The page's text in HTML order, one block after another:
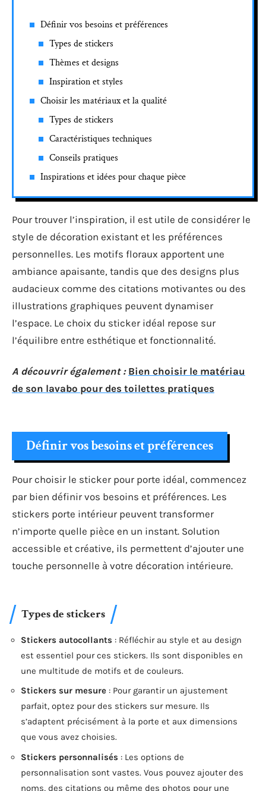
Définir vos besoins et préférences
Types de stickers
Thèmes et designs
Inspiration et styles
Choisir les matériaux et la qualité
Types de stickers
Caractéristiques techniques
Conseils pratiques
Inspirations et idées pour chaque pièce
Pour trouver l’inspiration, il est utile de considérer le
style de décoration existant et les préférences
personnelles. Les motifs floraux apportent une
ambiance apaisante, tandis que des designs plus
audacieux comme des citations motivantes ou des
illustrations graphiques peuvent dynamiser
l’espace. Le choix du sticker idéal repose sur
l’équilibre entre esthétique et fonctionnalité.
A découvrir également : Bien choisir le matériau
de son lavabo pour des toilettes pratiques
Définir vos besoins et préférences
Pour choisir le sticker pour porte idéal, commencez
par bien définir vos besoins et préférences. Les
stickers porte intérieur peuvent transformer
n’importe quelle pièce en un instant. Solution
accessible et créative, ils permettent d’ajouter une
touche personnelle à votre décoration intérieure.
Types de stickers
Stickers autocollants : Réfléchir au style et au design
est essentiel pour ces stickers. Ils sont disponibles en
une multitude de motifs et de couleurs.
Stickers sur mesure : Pour garantir un ajustement
parfait, optez pour des stickers sur mesure. Ils
s’adaptent précisément à la porte et aux dimensions
que vous avez choisies.
Stickers personnalisés : Les options de
personnalisation sont vastes. Vous pouvez ajouter des
noms, des citations ou même des photos pour une